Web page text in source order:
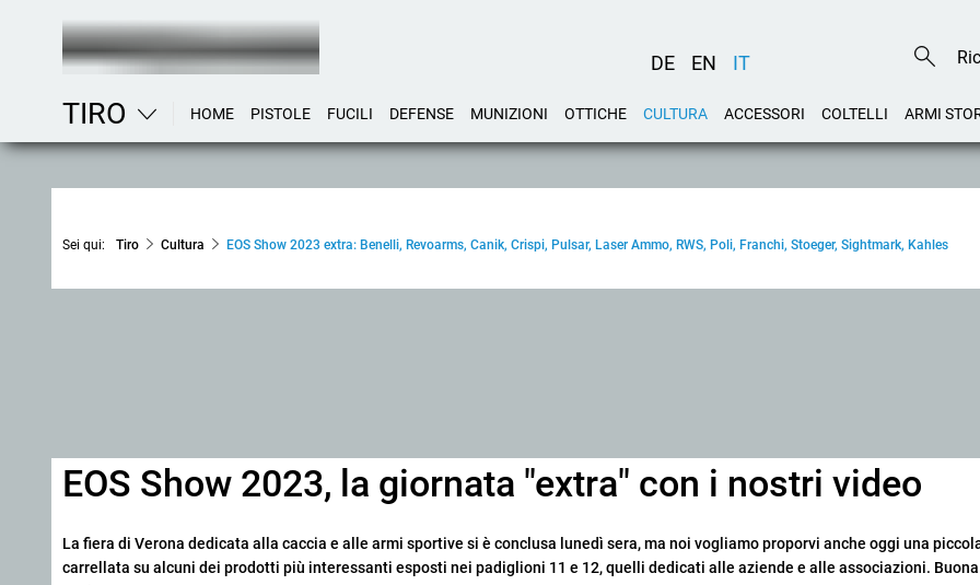
DE EN IT
TIRO HOME PISTOLE FUCILI DEFENSE MUNIZIONI OTTICHE CULTURA ACCESSORI COLTELLI ARMI
Sei qui: Tiro Cultura EOS Show 2023 extra: Benelli, Revoarms, Canik, Crispi, Pulsar, Laser Ammo, RWS, Poli, Franchi, Stoeger, Sightmark, Kahles
EOS Show 2023, la giornata "extra" con i nostri video
La fiera di Verona dedicata alla caccia e alle armi sportive si è conclusa lunedì sera, ma noi vogliamo proporvi anche oggi una
carrellata su alcuni dei prodotti più interessanti esposti nei padiglioni 11 e 12, quelli dedicati alle aziende e alle associazioni.